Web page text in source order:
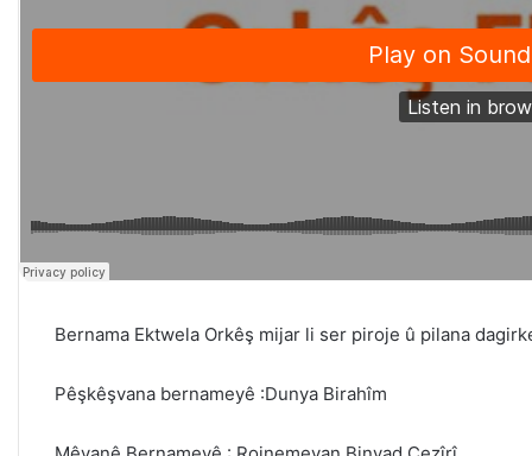
Bernama Ektwela Orkêş mijar li ser piroje û pilana
Pêşkêşvana bernameyê :Dunya Birahîm